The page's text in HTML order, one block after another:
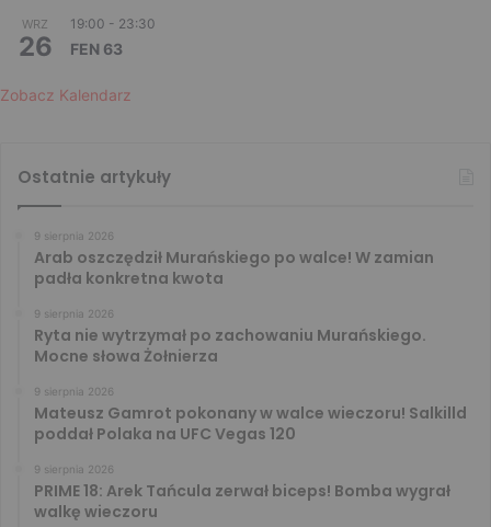
WRZ
26
19:00 - 23:30
FEN 63
Zobacz Kalendarz
Ostatnie artykuły
9 sierpnia 2026
Arab oszczędził Murańskiego po walce! W zamian
padła konkretna kwota
9 sierpnia 2026
Ryta nie wytrzymał po zachowaniu Murańskiego.
Mocne słowa Żołnierza
9 sierpnia 2026
Mateusz Gamrot pokonany w walce wieczoru! Salkilld
poddał Polaka na UFC Vegas 120
9 sierpnia 2026
PRIME 18: Arek Tańcula zerwał biceps! Bomba wygrał
walkę wieczoru